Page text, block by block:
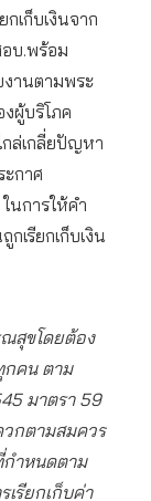
เก็บเงินจาก
บ.พร้อม
งานตามพระ
ผู้บริโภค
กล่เกลี่ยปัญหา
กาศ
นการให้คำ
เรียกเก็บเงิน
ณสุขโดยต้อง
กคน ตาม
มาตรา 59
กตามสมควร
กําหนดตาม
รียกเก็บค่า